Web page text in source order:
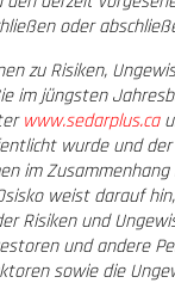
oder
zu Risiken,
im jüngsten
www.sedarplus.ca
wurde und der
im
weist darauf
Risiken und
und andere
sowie die